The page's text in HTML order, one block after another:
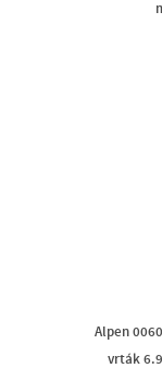
Alpen
vrták